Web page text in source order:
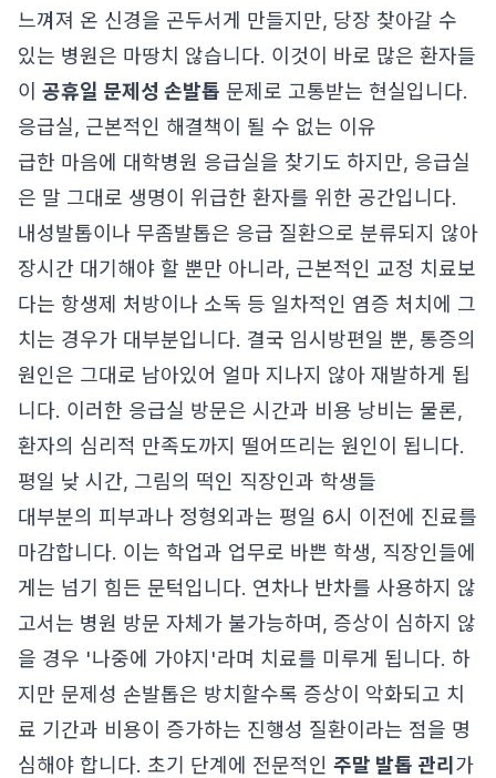
느껴져 온 신경을 곤두서게 만들지만, 당장 찾아갈 수
있는 병원은 마땅치 않습니다. 이것이 바로 많은 환자들
이 공휴일 문제성 손발톱 문제로 고통받는 현실입니다.
응급실, 근본적인 해결책이 될 수 없는 이유
급한 마음에 대학병원 응급실을 찾기도 하지만, 응급실
은 말 그대로 생명이 위급한 환자를 위한 공간입니다.
내성발톱이나 무좀발톱은 응급 질환으로 분류되지 않아
장시간 대기해야 할 뿐만 아니라, 근본적인 교정 치료보
다는 항생제 처방이나 소독 등 일차적인 염증 처치에 그
치는 경우가 대부분입니다. 결국 임시방편일 뿐, 통증의
원인은 그대로 남아있어 얼마 지나지 않아 재발하게 됩
니다. 이러한 응급실 방문은 시간과 비용 낭비는 물론,
환자의 심리적 만족도까지 떨어뜨리는 원인이 됩니다.
평일 낮 시간, 그림의 떡인 직장인과 학생들
대부분의 피부과나 정형외과는 평일 6시 이전에 진료를
마감합니다. 이는 학업과 업무로 바쁜 학생, 직장인들에
게는 넘기 힘든 문턱입니다. 연차나 반차를 사용하지 않
고서는 병원 방문 자체가 불가능하며, 증상이 심하지 않
을 경우 '나중에 가야지'라며 치료를 미루게 됩니다. 하
지만 문제성 손발톱은 방치할수록 증상이 악화되고 치
료 기간과 비용이 증가하는 진행성 질환이라는 점을 명
심해야 합니다. 초기 단계에 전문적인 주말 발톱 관리 가